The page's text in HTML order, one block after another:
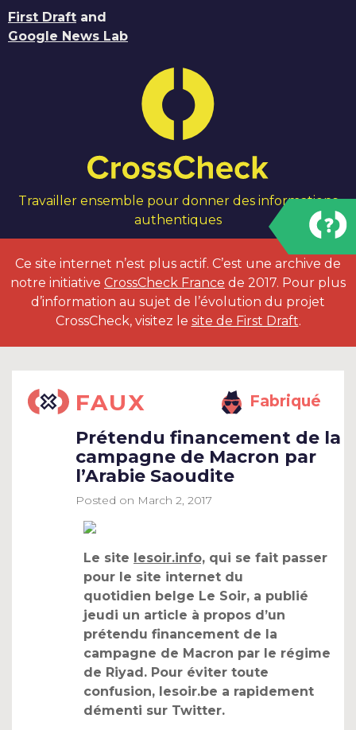
First Draft and
Google News Lab
Travailler ensemble pour donner des informations
authentiques
Ce site internet n’est plus actif. C’est une archive de
notre initiative CrossCheck France de 2017. Pour plus
d’information au sujet de l’évolution du projet
CrossCheck, visitez le site de First Draft.
FAUX Fabriqué
Prétendu financement de la
campagne de Macron par
l’Arabie Saoudite
Posted on March 2, 2017
Le site lesoir.info, qui se fait passer
pour le site internet du
quotidien belge Le Soir, a publié
jeudi un article à propos d’un
prétendu financement de la
campagne de Macron par le régime
de Riyad. Pour éviter toute
confusion, lesoir.be a rapidement
démenti sur Twitter.